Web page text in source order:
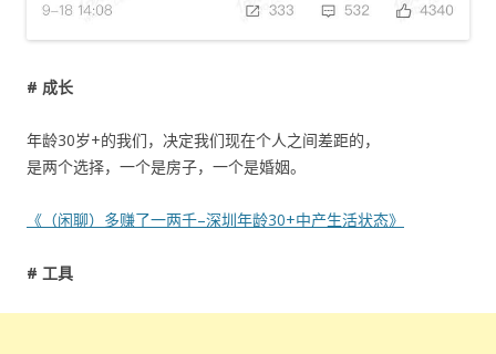
# 成长
年龄30岁+的我们，决定我们现在个人之间差距的，
是两个选择，一个是房子，一个是婚姻。
《（闲聊）多赚了一两千–深圳年龄30+中产生活状态》
# 工具